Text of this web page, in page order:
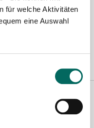
für welche Aktivitäten
eine Auswahl
ab sofort in